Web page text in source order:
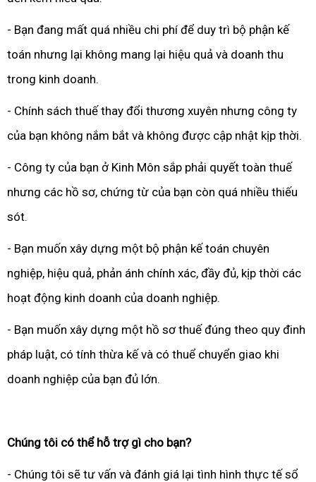
- Bạn đang mất quá nhiều chi phí để duy trì bộ phận kế
toán nhưng lại không mang lại hiệu quả và doanh thu
trong kinh doanh.
- Chính sách thuế thay đổi thương xuyên nhưng công ty
của bạn không nắm bắt và không được cập nhật kịp thời.
- Công ty của bạn ở Kinh Môn sắp phải quyết toàn thuế
nhưng các hồ sơ, chứng từ của bạn còn quá nhiều thiếu
sót.
- Bạn muốn xây dựng một bộ phận kế toán chuyên
nghiệp, hiệu quả, phản ánh chính xác, đầy đủ, kịp thời các
hoạt động kinh doanh của doanh nghiệp.
- Bạn muốn xây dựng một hồ sơ thuế đúng theo quy đinh
pháp luật, có tính thừa kế và có thuể chuyển giao khi
doanh nghiệp của bạn đủ lớn.
Chúng tôi có thể hỗ trợ gì cho bạn?
- Chúng tôi sẽ tư vấn và đánh giá lại tình hình thực tế sổ